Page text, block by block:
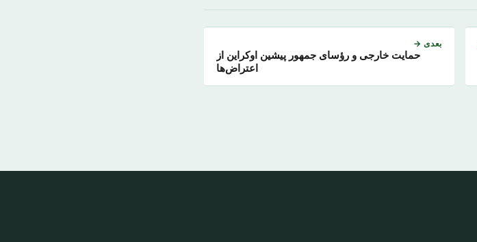
بعدی →
حمایت خارجی و رؤسای جمهور پیشین اوکراین از
اعتراض‌ها